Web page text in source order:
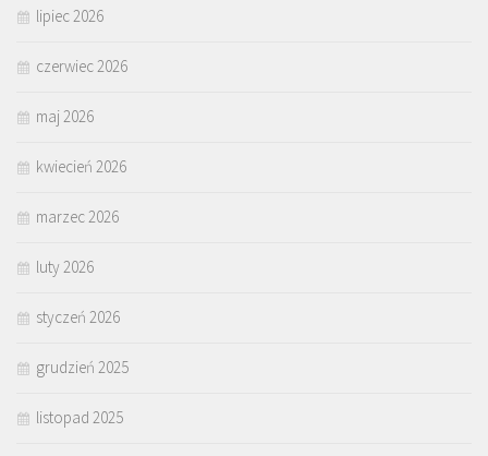
lipiec 2026
czerwiec 2026
maj 2026
kwiecień 2026
marzec 2026
luty 2026
styczeń 2026
grudzień 2025
listopad 2025